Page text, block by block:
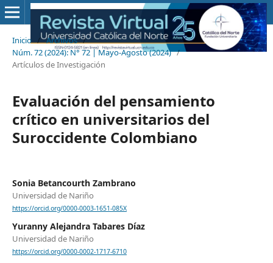
Inicio / Archivos /
Núm. 72 (2024): N° 72 | Mayo-Agosto (2024) /
Artículos de Investigación
Evaluación del pensamiento
crítico en universitarios del
Suroccidente Colombiano
Sonia Betancourth Zambrano
Universidad de Nariño
https://orcid.org/0000-0003-1651-085X
Yuranny Alejandra Tabares Díaz
Universidad de Nariño
https://orcid.org/0000-0002-1717-6710